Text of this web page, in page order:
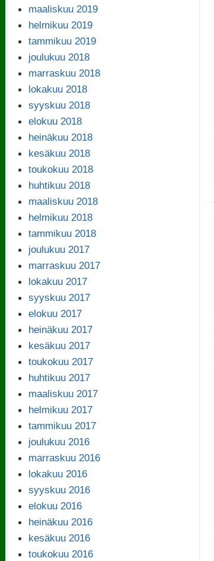
maaliskuu 2019
helmikuu 2019
tammikuu 2019
joulukuu 2018
marraskuu 2018
lokakuu 2018
syyskuu 2018
elokuu 2018
heinäkuu 2018
kesäkuu 2018
toukokuu 2018
huhtikuu 2018
maaliskuu 2018
helmikuu 2018
tammikuu 2018
joulukuu 2017
marraskuu 2017
lokakuu 2017
syyskuu 2017
elokuu 2017
heinäkuu 2017
kesäkuu 2017
toukokuu 2017
huhtikuu 2017
maaliskuu 2017
helmikuu 2017
tammikuu 2017
joulukuu 2016
marraskuu 2016
lokakuu 2016
syyskuu 2016
elokuu 2016
heinäkuu 2016
kesäkuu 2016
toukokuu 2016